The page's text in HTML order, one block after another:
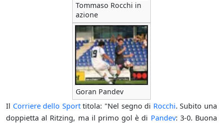
Tommaso Rocchi in
azione
Goran Pandev
Il Corriere dello Sporttitola: "Nel segno di Rocchi. Subito una
doppietta al Ritzing, ma il primo gol è di Pandev: 3-0. Buona